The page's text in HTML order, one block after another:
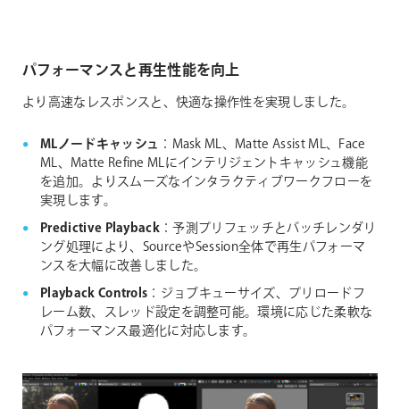
パフォーマンスと再生性能を向上
より高速なレスポンスと、快適な操作性を実現しました。
MLノードキャッシュ ：Mask ML、Matte Assist ML、Face
ML、Matte Refine MLにインテリジェントキャッシュ機能
を追加。よりスムーズなインタラクティブワークフローを
実現します。
Predictive Playback ：予測プリフェッチとバッチレンダリ
ング処理により、SourceやSession全体で再生パフォーマ
ンスを大幅に改善しました。
Playback Controls ：ジョブキューサイズ、プリロードフ
レーム数、スレッド設定を調整可能。環境に応じた柔軟な
パフォーマンス最適化に対応します。